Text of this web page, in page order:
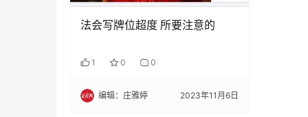
法会写牌位超度 所要注意的
1 0 0
编辑：庄雅婷 2023年11月6日